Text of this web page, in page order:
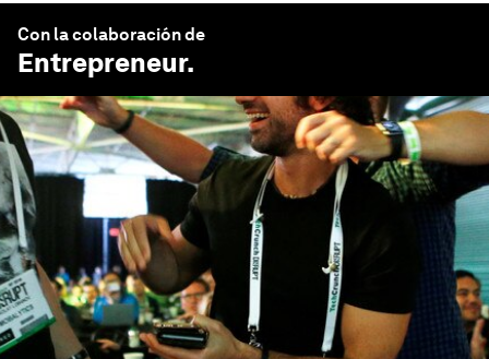
Con la colaboración de
Entrepreneur.